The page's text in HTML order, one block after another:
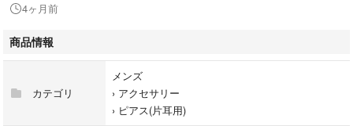
◆状態
出品する前に、
ポリッシュしてもらったので、
とても新品のように綺麗です。
写真で確認の上、ご購入をお願いします。
4ヶ月前
商品情報
カテゴリ
メンズ
› アクセサリー
› ピアス(片耳用)